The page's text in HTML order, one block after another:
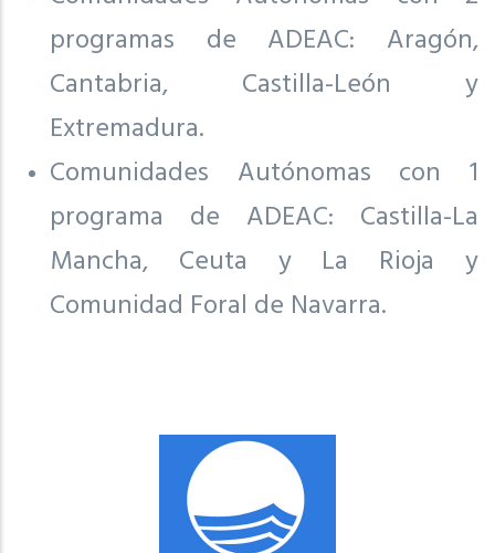
programas de ADEAC: Aragón,
Cantabria, Castilla-León y
Extremadura.
Comunidades Autónomas con 1
programa de ADEAC: Castilla-La
Mancha, Ceuta y La Rioja y
Comunidad Foral de Navarra.